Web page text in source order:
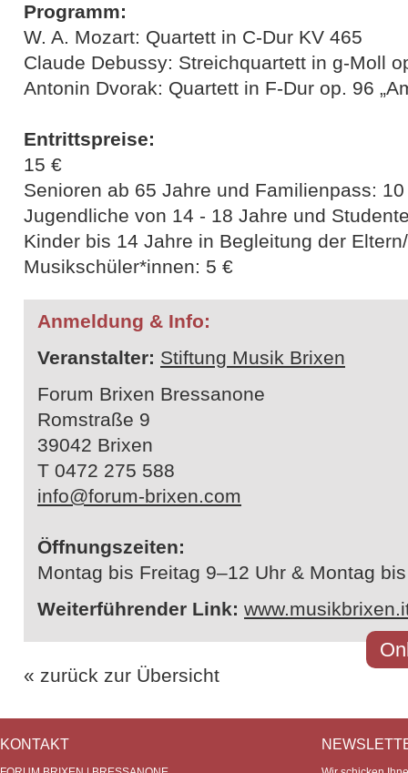
Programm:
W. A. Mozart: Quartett in C-Dur KV 465
Claude Debussy: Streichquartett in g-Moll
Antonin Dvorak: Quartett in F-Dur op. 96
Entrittspreise:
15 €
Senioren ab 65 Jahre und Familienpass:
Jugendliche von 14 - 18 Jahre und
Kinder bis 14 Jahre in Begleitung der
Musikschüler*innen: 5 €
Anmeldung & Info:
Veranstalter: Stiftung Musik Brixen
Forum Brixen Bressanone
Romstraße 9
39042 Brixen
T 0472 275 588
info@forum-brixen.com
Öffnungszeiten:
Montag bis Freitag 9–12 Uhr & Montag
Weiterführender Link:
« zurück zur Übersicht
KONTAKT